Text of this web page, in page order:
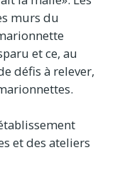
murs du
et ce, au
défis à relever,
et des ateliers